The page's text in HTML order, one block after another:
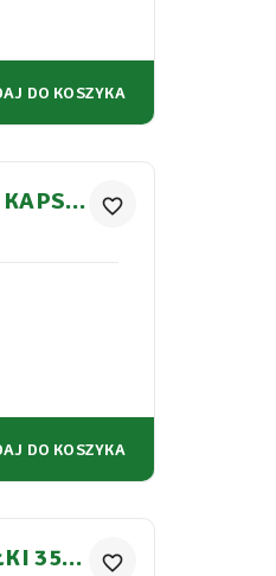
DO KOSZYKA
favorite_border
DO KOSZYKA
358
favorite_border